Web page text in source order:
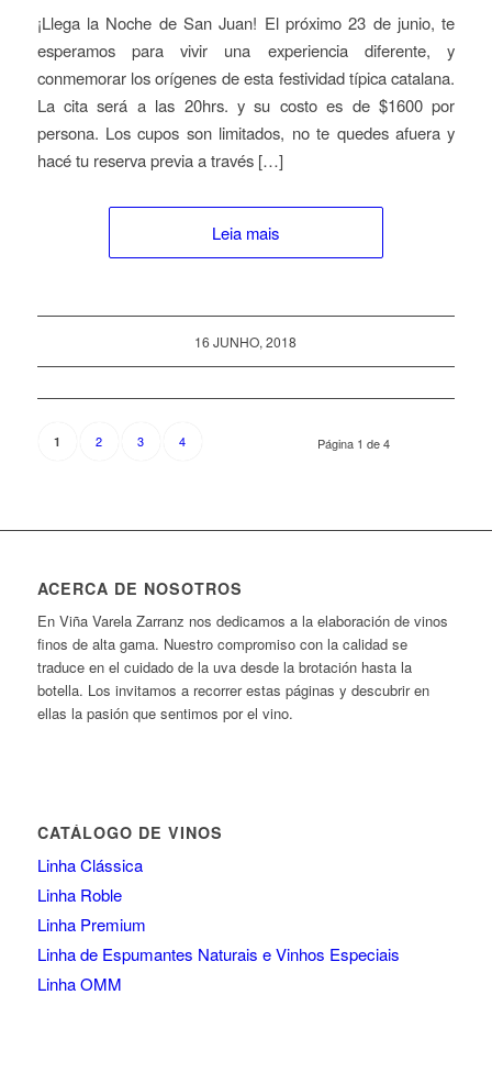
¡Llega la Noche de San Juan! El próximo 23 de junio, te
esperamos para vivir una experiencia diferente, y
conmemorar los orígenes de esta festividad típica catalana.
La cita será a las 20hrs. y su costo es de $1600 por
persona. Los cupos son limitados, no te quedes afuera y
hacé tu reserva previa a través […]
Leia mais
16 JUNHO, 2018
Página 1 de 4
1 2 3 4
ACERCA DE NOSOTROS
En Viña Varela Zarranz nos dedicamos a la elaboración de vinos
finos de alta gama. Nuestro compromiso con la calidad se
traduce en el cuidado de la uva desde la brotación hasta la
botella. Los invitamos a recorrer estas páginas y descubrir en
ellas la pasión que sentimos por el vino.
CATÁLOGO DE VINOS
Linha Clássica
Linha Roble
Linha Premium
Linha de Espumantes Naturais e Vinhos Especiais
Linha OMM